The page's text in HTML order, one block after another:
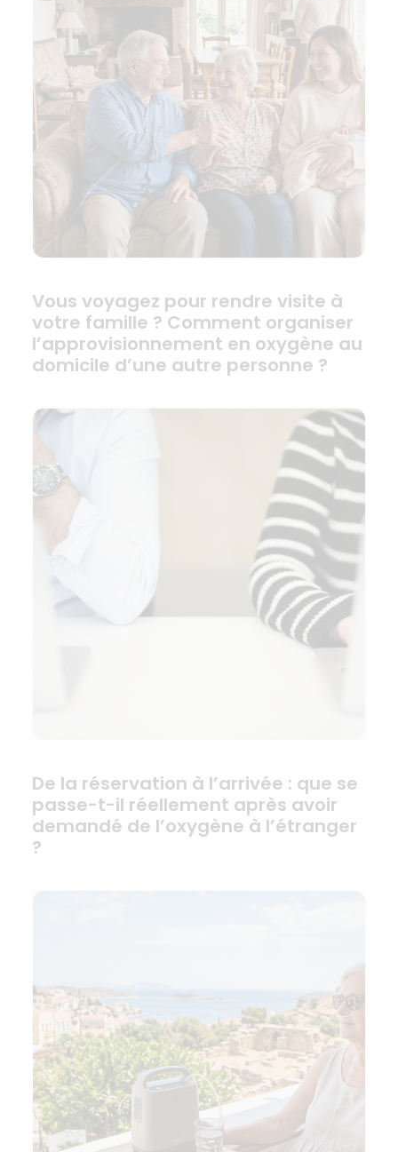
Vous voyagez pour rendre visite à
votre famille ? Comment organiser
l’approvisionnement en oxygène au
domicile d’une autre personne ?
De la réservation à l’arrivée : que se
passe-t-il réellement après avoir
demandé de l’oxygène à l’étranger
?